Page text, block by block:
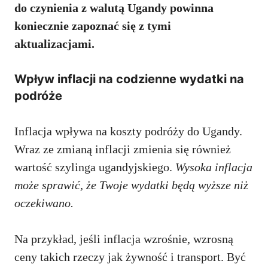
do czynienia z walutą Ugandy powinna
koniecznie zapoznać się z tymi
aktualizacjami.
Wpływ inflacji na codzienne wydatki na
podróże
Inflacja wpływa na koszty podróży do Ugandy.
Wraz ze zmianą inflacji zmienia się również
wartość szylinga ugandyjskiego. Wysoka inflacja
może sprawić, że Twoje wydatki będą wyższe niż
oczekiwano.
Na przykład, jeśli inflacja wzrośnie, wzrosną
ceny takich rzeczy jak żywność i transport. Być